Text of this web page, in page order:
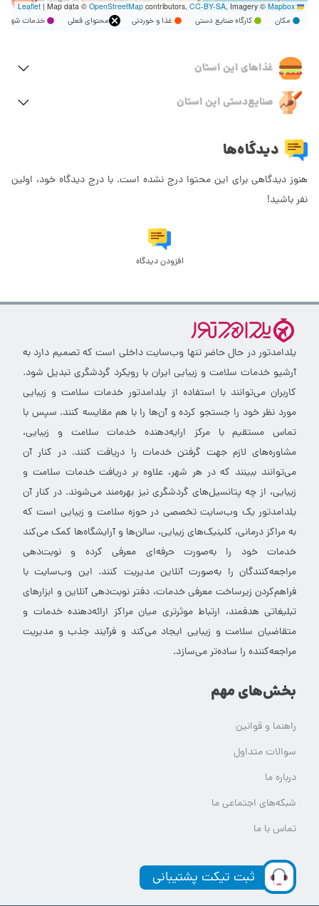
Leaflet
| Map data © OpenStreetMapcontributors, CC-BY-SA, Imagery © Mapbox
مکان کارگاه صنایع دستی غذا و خوردنی محتوای فعلی خدمات
غذاهای این استان
صنایع‌دستی این استان
دیدگاه‌ها
هنوز دیدگاهی برای این محتوا درج نشده است. با درج دیدگاه خود، اولین
نفر باشید!
افزودن دیدگاه
یلدامدتور در حال حاضر تنها وب‌سایت داخلی است که تصمیم دارد به
آرشیو خدمات سلامت و زیبایی ایران با رویکرد گردشگری تبدیل شود.
کاربران می‌توانند با استفاده از یلدامدتور خدمات سلامت و زیبایی
مورد نظر خود را جستجو کرده و آن‌ها را با هم مقایسه کنند. سپس با
تماس مستقیم با مرکز ارایه‌دهنده خدمات سلامت و زیبایی،
مشاوره‌های لازم جهت گرفتن خدمات را دریافت کنند. در کنار آن
می‌توانند ببینند که در هر شهر، علاوه بر دریافت خدمات سلامت و
زیبایی، از چه پتانسیل‌های گردشگری نیز بهره‌مند می‌شوند. در کنار آن
یلدامدتور یک وب‌سایت تخصصی در حوزه سلامت و زیبایی است که
به مراکز درمانی، کلینیک‌های زیبایی، سالن‌ها و آرایشگاه‌ها کمک می‌کند
خدمات خود را به‌صورت حرفه‌ای معرفی کرده و نوبت‌دهی
مراجعه‌کنندگان را به‌صورت آنلاین مدیریت کنند. این وب‌سایت با
فراهم‌کردن زیرساخت معرفی خدمات، دفتر نوبت‌دهی آنلاین و ابزارهای
تبلیغاتی هدفمند، ارتباط موثرتری میان مراکز ارائه‌دهنده خدمات و
متقاضیان سلامت و زیبایی ایجاد می‌کند و فرآیند جذب و مدیریت
مراجعه‌کننده را ساده‌تر می‌سازد.
بخش‌های مهم
راهنما و قوانین
سوالات متداول
درباره ما
شبکه‌های اجتماعی ما
تماس با ما
ثبت تیکت پشتیبانی